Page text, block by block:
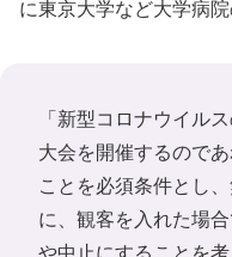
に東京大学など大学病院
「新型コロナウイル
大会を開催するので
ことを必須条件とし
に、観客を入れた場
や中止にすることを考